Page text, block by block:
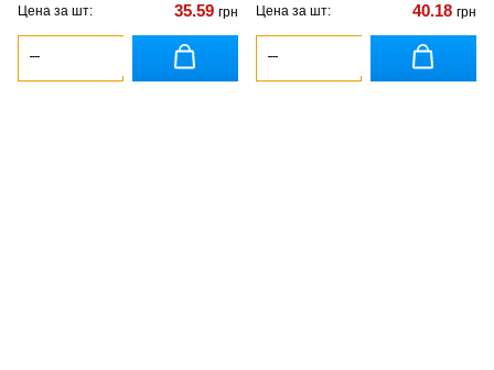
Цена за шт: 35.59 грн Цена за шт: 40.18 грн